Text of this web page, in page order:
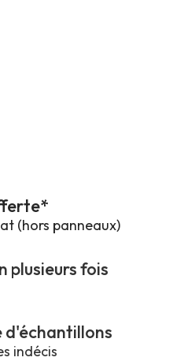
(hors panneaux)
plusieurs fois
d'échantillons
indécis